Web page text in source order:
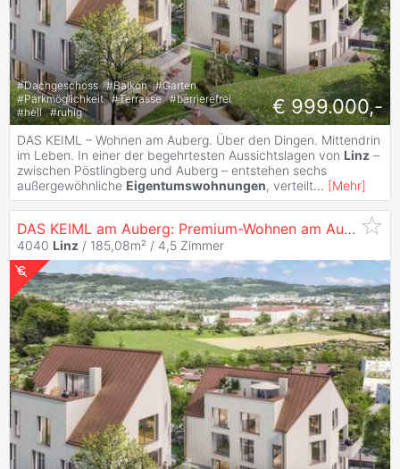
#Dachgeschoss #Balkon #Garten
#Parkmöglichkeit #Terrasse #barrierefrei
#hell #ruhig € 999.000,-
DAS KEIML – Wohnen am Auberg. Über den Dingen. Mittendrin
im Leben. In einer der begehrtesten Aussichtslagen von Linz –
zwischen Pöstlingberg und Auberg – entstehen sechs
außergewöhnliche Eigentumswohnungen, verteilt... [Mehr]
DAS KEIML am Auberg: Premium-Wohnen am Auberg - Exklusive
4040 Linz / 185,08m² / 4,5 Zimmer